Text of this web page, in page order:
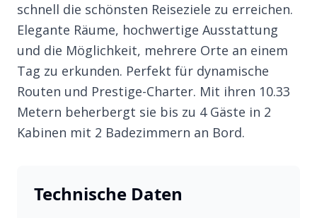
schnell die schönsten Reiseziele zu erreichen.
Elegante Räume, hochwertige Ausstattung
und die Möglichkeit, mehrere Orte an einem
Tag zu erkunden. Perfekt für dynamische
Routen und Prestige-Charter. Mit ihren 10.33
Metern beherbergt sie bis zu 4 Gäste in 2
Kabinen mit 2 Badezimmern an Bord.
Technische Daten